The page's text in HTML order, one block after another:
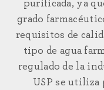
purificada, ya
grado
requisitos de
tipo de agua
regulado de la
USP se utiliza